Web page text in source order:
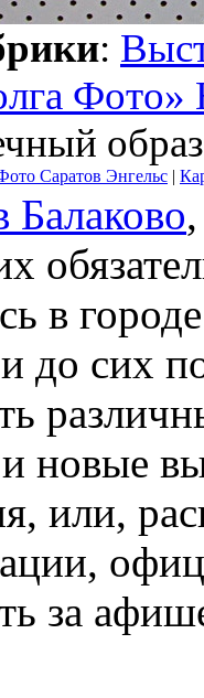
:
Фото»
Саратов Энгельс |
Балаково
в
до сих
новые
или,
за